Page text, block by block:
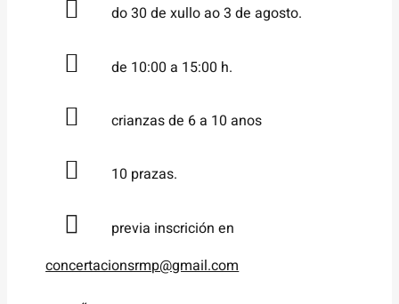
do 30 de xullo ao 3 de agosto.
de 10:00 a 15:00 h.
crianzas de 6 a 10 anos
10 prazas.
previa inscrición en
concertacionsrmp@gmail.com